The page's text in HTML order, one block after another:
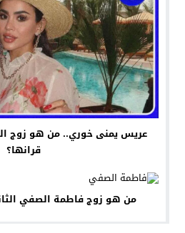
عريس يمنى خوري.. من هو زوج
قرانها؟
من هو زوج فاطمة الصفي